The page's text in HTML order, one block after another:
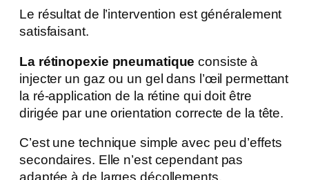
Le résultat de l’intervention est généralement
satisfaisant.
La rétinopexie pneumatique consiste à
injecter un gaz ou un gel dans l’œil permettant
la ré-application de la rétine qui doit être
dirigée par une orientation correcte de la tête.
C’est une technique simple avec peu d’effets
secondaires. Elle n’est cependant pas